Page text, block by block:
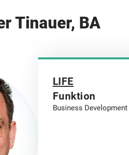
Tinauer, BA
LIFE
Funktion
Business Development